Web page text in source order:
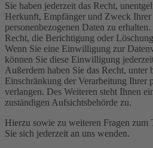
Sie haben jederzeit das Recht,
Herkunft, Empfänger und Zweck Ihrer
personenbezogenen Daten zu
Recht, die Berichtigung oder
Wenn Sie eine Einwilligung zur
können Sie diese Einwilligung
Außerdem haben Sie das Recht, unter
Einschränkung der Verarbeitung Ihrer
verlangen. Des Weiteren steht Ihnen
zuständigen Aufsichtsbehörde zu.
Hierzu sowie zu weiteren Fragen zum
Sie sich jederzeit an uns wenden.